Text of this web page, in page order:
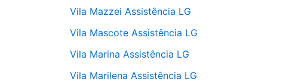
Vila Mazzei Assistência LG
Vila Mascote Assistência LG
Vila Marina Assistência LG
Vila Marilena Assistência LG